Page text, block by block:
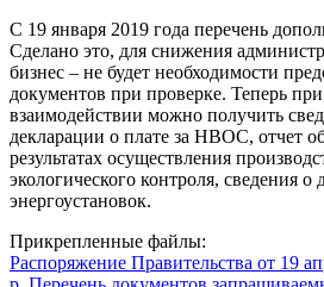
С 19 января 2019 года перечень
Сделано это, для снижения
бизнес – не будет необходимости
документов при проверке. Теперь
взаимодействии можно получить
декларации о плате за НВОС, отчет
результатах осуществления
экологического контроля, сведения
энергоустановок.
Прикрепленные файлы:
Распоряжение Правительства от 19